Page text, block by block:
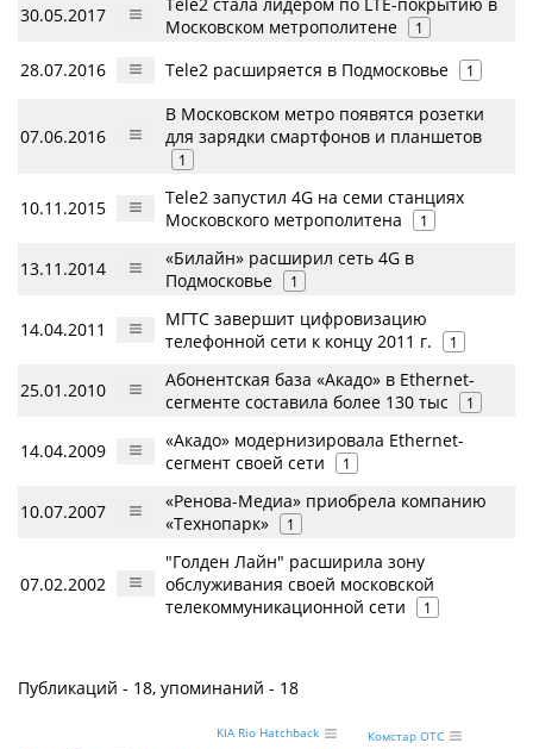
30.05.2017
Московском метрополитене
1
28.07.2016 Tele2 расширяется в Подмосковье 1
07.06.2016
В Московском метро появятся розетки
для зарядки смартфонов и планшетов
1
10.11.2015
Tele2 запустил 4G на семи станциях
Московского метрополитена
1
13.11.2014
«Билайн» расширил сеть 4G в
Подмосковье
1
14.04.2011
МГТС завершит цифровизацию
телефонной сети к концу 2011 г.
1
25.01.2010
Абонентская база «Акадо» в Ethernet-
сегменте составила более 130 тыс
1
14.04.2009
«Акадо» модернизировала Ethernet-
сегмент своей сети
1
10.07.2007
«Ренова-Медиа» приобрела компанию
«Технопарк»
1
07.02.2002
"Голден Лайн" расширила зону
обслуживания своей московской
телекоммуникационной сети
1
Публикаций - 18, упоминаний - 18
Комстар ОТС
KIA Rio Hatchback